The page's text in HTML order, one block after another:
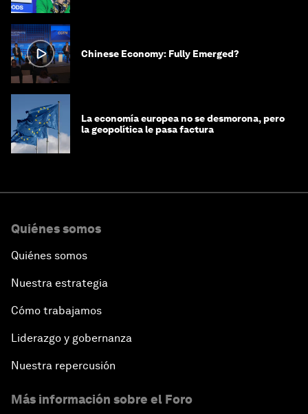
Chinese Economy: Fully Emerged?
La economía europea no se desmorona, pero
la geopolítica le pasa factura
Quiénes somos
Quiénes somos
Nuestra estrategia
Cómo trabajamos
Liderazgo y gobernanza
Nuestra repercusión
Más información sobre el Foro